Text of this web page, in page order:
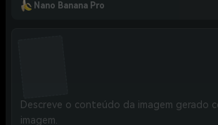
Nano Banana Pro